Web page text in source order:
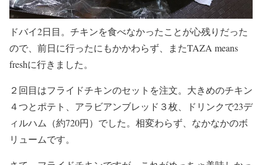
ドバイ2日目。チキンを食べなかったことが心残りだった
ので、前日に行ったにもかかわらず、またTAZA means
freshに行きました。
２回目はフライドチキンのセットを注文。大きめのチキン
４つとポテト、アラビアンブレッド３枚、ドリンクで23デ
ィルハム（約720円）でした。相変わらず、なかなかのボ
リュームです。